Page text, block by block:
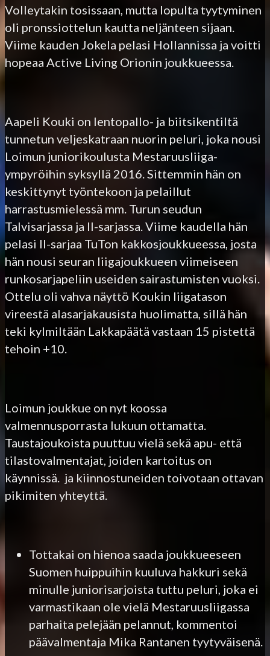
Volleytakin tosissaan, mutta lopulta tyytyminen
oli pronssiottelun kautta neljänteen sijaan.
Viime kauden Jokela pelasi Hollannissa ja voitti
hopeaa Active Living Orionin joukkueessa.
Aapeli Kouki on lentopallo- ja biitsikentiltä
tunnetun veljeskatraan nuorin peluri, joka nousi
Loimun juniorikoulusta Mestaruusliiga-
ympyröihin syksyllä 2016. Sittemmin hän on
keskittynyt työntekoon ja pelaillut
harrastusmielessä mm. Turun seudun
Talvisarjassa ja II-sarjassa. Viime kaudella hän
pelasi II-sarjaa TuTon kakkosjoukkueessa, josta
hän nousi seuran liigajoukkueen viimeiseen
runkosarjapeliin useiden sairastumisten vuoksi.
Ottelu oli vahva näyttö Koukin liigatason
vireestä alasarjakausista huolimatta, sillä hän
teki kylmiltään Lakkapäätä vastaan 15 pistettä
tehoin +10.
Loimun joukkue on nyt koossa
valmennusporrasta lukuun ottamatta.
Taustajoukoista puuttuu vielä sekä apu- että
tilastovalmentajat, joiden kartoitus on
käynnissä. ja kiinnostuneiden toivotaan ottavan
pikimiten yhteyttä.
Tottakai on hienoa saada joukkueeseen
Suomen huippuihin kuuluva hakkuri sekä
minulle juniorisarjoista tuttu peluri, joka ei
varmastikaan ole vielä Mestaruusliigassa
parhaita pelejään pelannut, kommentoi
päävalmentaja Mika Rantanen tyytyväisenä.